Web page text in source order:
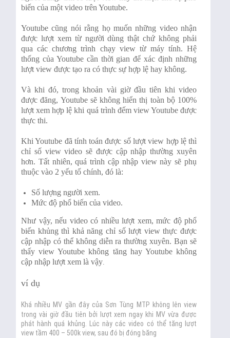
biến của một video trên Youtube.
Youtube cũng nói rằng họ muốn những video nhận
được lượt xem từ người dùng thật chứ không phải
qua các chương trình chạy view từ máy tính. Hệ
thống của Youtube cần thời gian để xác định những
lượt view được tạo ra có thực sự hợp lệ hay không.
Và khi đó, trong khoản vài giờ đầu tiên khi video
được đăng, Youtube sẽ không hiển thị toàn bộ 100%
lượt xem hợp lệ khi quá trình đếm view Youtube được
thực thi.
Khi Youtube đã tính toán được số lượt view hợp lệ thì
chỉ số view video sẽ được cập nhập thường xuyên
hơn. Tất nhiên, quá trình cập nhập view này sẽ phụ
thuộc vào 2 yếu tố chính, đó là:
Số lượng người xem.
Mức độ phổ biến của video.
Như vậy, nếu video có nhiều lượt xem, mức độ phổ
biến khủng thì khả năng chỉ số lượt view thực được
cập nhập có thể không diễn ra thường xuyên. Bạn sẽ
thấy view Youtube không tăng hay Youtube không
cập nhập lượt xem là vậy.
ví dụ
Khá nhiều MV gần đây của Sơn Tùng MTP không lên view
trong vài giờ đầu tiên bởi lượt xem ngay khi MV vừa được
phát hành quá khủng. Lúc này các video có thể tăng lượt
view tầm 400 – 500k view, sau đó bị đóng băng